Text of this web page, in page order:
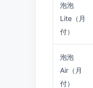
泡泡
Lite（月
付）
泡泡
Air（月
付）